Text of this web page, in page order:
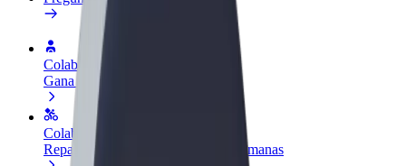
Colaborar como conductor
Gana dinero colaborando con Bolt
Colaborar como repartidor
Reparte comida y cobra todas las semanas